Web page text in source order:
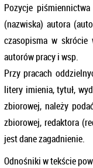
Pozycje
(nazwiska) autora
czasopisma w skrócie
autorów pracy i wsp.
Przy pracach
litery imienia, tytuł,
zbiorowej, należy
zbiorowej, redaktora
jest dane zagadnienie.
Odnośniki w tekście